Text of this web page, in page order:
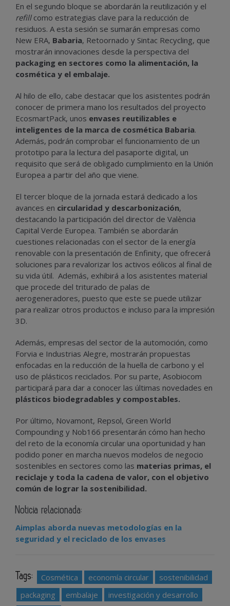
En el segundo bloque se abordarán la reutilización y el
refillcomo estrategias clave para la reducción de
residuos. A esta sesión se sumarán empresas como
New ERA, Babaria, Retoornado y Sintac Recycling, que
mostrarán innovaciones desde la perspectiva del
packaging en sectores como la alimentación, la
cosmética y el embalaje.
Al hilo de ello, cabe destacar que los asistentes podrán
conocer de primera mano los resultados del proyecto
EcosmartPack, unos envases reutilizables e
inteligentes de la marca de cosmética Babaria.
Además, podrán comprobar el funcionamiento de un
prototipo para la lectura del pasaporte digital, un
requisito que será de obligado cumplimiento en la Unión
Europea a partir del año que viene.
El tercer bloque de la jornada estará dedicado a los
avances en circularidad y descarbonización,
destacando la participación del director de València
Capital Verde Europea. También se abordarán
cuestiones relacionadas con el sector de la energía
renovable con la presentación de Enfinity, que ofrecerá
soluciones para revalorizar los activos eólicos al final de
su vida útil. Además, exhibirá a los asistentes material
que procede del triturado de palas de
aerogeneradores, puesto que este se puede utilizar
para realizar otros productos e incluso para la impresión
3D.
Además, empresas del sector de la automoción, como
Forvia e Industrias Alegre, mostrarán propuestas
enfocadas en la reducción de la huella de carbono y el
uso de plásticos reciclados. Por su parte, Asobiocom
participará para dar a conocer las últimas novedades en
plásticos biodegradables y compostables.
Por último, Novamont, Repsol, Green World
Compounding y Nob166 presentarán cómo han hecho
del reto de la economía circular una oportunidad y han
podido poner en marcha nuevos modelos de negocio
sostenibles en sectores como las materias primas, el
reciclaje y toda la cadena de valor, con el objetivo
común de lograr la sostenibilidad.
Noticia relacionada:
Aimplas aborda nuevas metodologías en la
seguridad y el reciclado de los envases
Tags: Cosmética economía circular
sostenibilidad
packaging
embalaje
investigación y desarrollo